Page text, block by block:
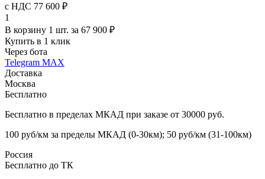
с НДС 77 600 ₽
1
В корзину 1 шт. за 67 900 ₽
Купить в 1 клик
Через бота
Telegram MAX
Доставка
Москва
Бесплатно
Бесплатно в пределах МКАД при заказе от 30000 руб.
100 руб/км за пределы МКАД (0-30км); 50 руб/км (31-100км)
Россия
Бесплатно до ТК